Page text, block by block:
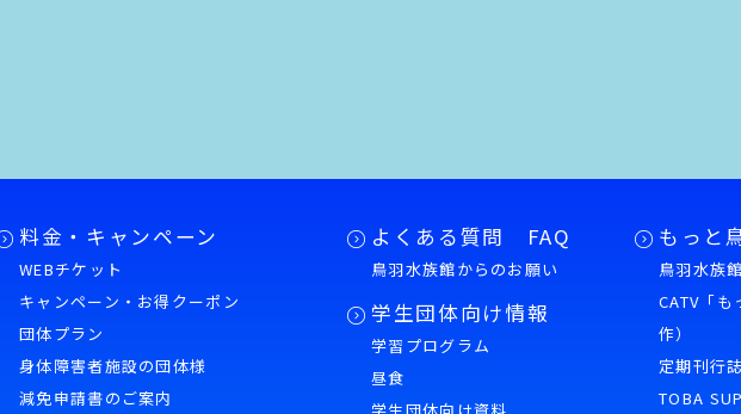
料金・キャンペーン
WEBチケット
キャンペーン・お得クーポン
団体プラン
身体障害者施設の団体様
減免申請書のご案内
よくある質問 FAQ
鳥羽水族館からのお願い
学生団体向け情報
学習プログラム
昼食
もっと
鳥羽水族
CATV「
作）
定期刊行
TOBA